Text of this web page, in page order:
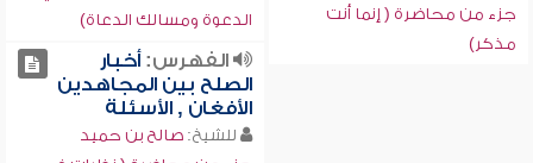
جزء من محاضرة ( إنما أنت
مذكر)
الدعوة ومسالك الدعاة)
الفهرس:أخبار
الصلح بين المجاهدين
الأفغان , الأسئلة
للشيخ:صالح بن حميد